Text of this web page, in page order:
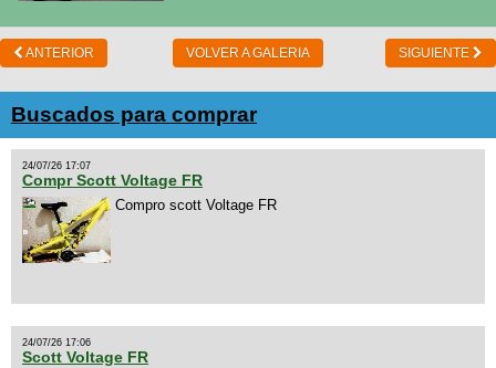
ANTERIOR VOLVER A GALERIA SIGUIENTE
Buscados para comprar
24/07/26 17:07
Compr Scott Voltage FR
Compro scott Voltage FR
24/07/26 17:06
Scott Voltage FR